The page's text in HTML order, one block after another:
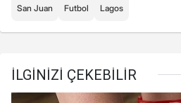
San Juan Futbol Lagos